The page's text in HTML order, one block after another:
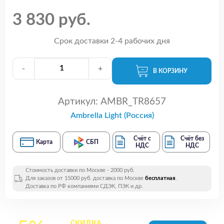
3 830 руб.
Срок доставки 2-4 рабочих дня
- + В КОРЗИНУ
Артикул: AMBR_TR8657
Ambrella Light (Россия)
Карта СБП
Счёт с
НДС
Счёт без
НДС
Стоимость доставки по Москве - 2000 руб.
Для заказов от 15000 руб. доставка по Москве бесплатная.
Доставка по РФ компаниями СДЭК, ПЭК и др.